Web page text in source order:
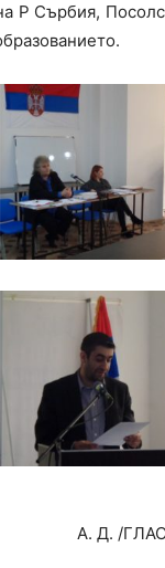
Р Сърбия,
А. Д. /